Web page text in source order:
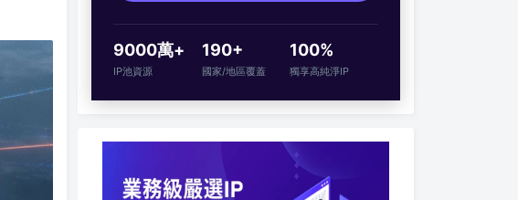
9000萬+
IP池資源
190+
國家/地區覆蓋
100%
獨享高純淨IP